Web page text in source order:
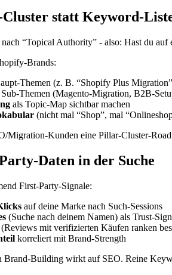
statt Keyword-
“Topical Authority” - also: Hast du
Brands:
Themen (z. B. “Shopify Plus
Themen (Magento-Migration, B2B-
als Topic-Map sichtbar machen
(nicht mal “Shop”, mal
Migration-Kunden eine Pillar-Cluster-
Daten in der Suche
First-Party-Signale:
auf deine Marke nach Such-Sessions
(Suche nach deinem Namen) als Trust-
(Reviews mit verifizierten Käufen ranken
korreliert mit Brand-Strength
Brand-Building wirkt auf SEO. Reine